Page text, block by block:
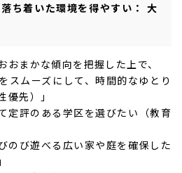
ち着いた環境を得やすい： 大
おまかな傾向を把握した上で、
スムーズにして、時間的なゆとり
優先）」
定評のある学区を選びたい（教育
のび遊べる広い家や庭を確保した